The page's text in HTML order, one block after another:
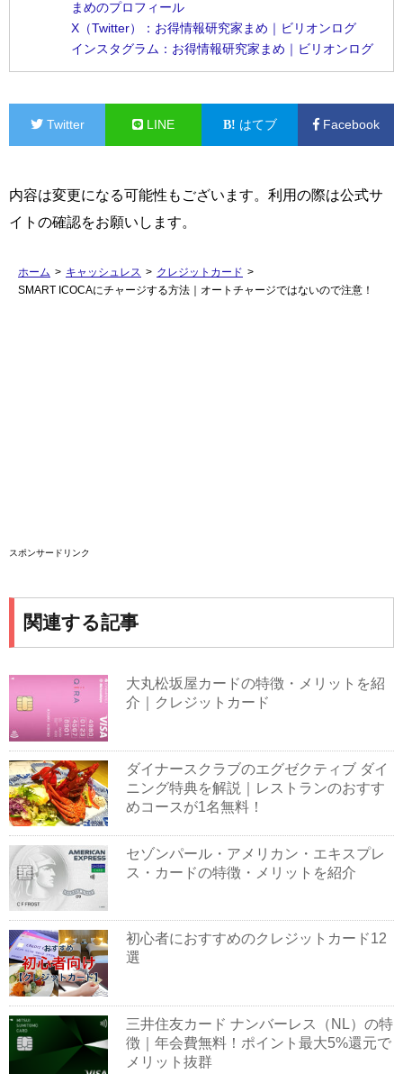
まめのプロフィール
X（Twitter）：お得情報研究家まめ｜ビリオンログ
インスタグラム：お得情報研究家まめ｜ビリオンログ
Twitter LINE はてブ Facebook
内容は変更になる可能性もございます。利用の際は公式サ
イトの確認をお願いします。
ホーム > キャッシュレス > クレジットカード >
SMART ICOCAにチャージする方法｜オートチャージではないので注意！
スポンサードリンク
関連する記事
大丸松坂屋カードの特徴・メリットを紹
介｜クレジットカード
ダイナースクラブのエグゼクティブ ダイ
ニング特典を解説｜レストランのおすす
めコースが1名無料！
セゾンパール・アメリカン・エキスプレ
ス・カードの特徴・メリットを紹介
初心者におすすめのクレジットカード12
選
三井住友カード ナンバーレス（NL）の特
徴｜年会費無料！ポイント最大5%還元で
メリット抜群